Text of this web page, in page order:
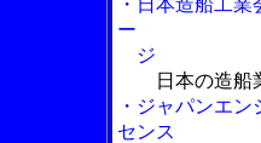
・日本造船工
ー
ジ
日本の造船
・ジャパンエ
センス